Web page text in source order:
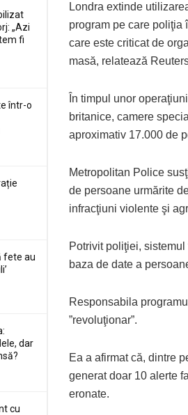
„Azi
fi
într-o
fete au
dar
cu
Londra extinde
program pe care poliţia
care este criticat de
masă, relatează
În timpul unor
britanice, camere
aproximativ 17.000 de
Metropolitan Police
de persoane urmărite
infracţiuni violente şi
Potrivit poliţiei,
baza de date a
Responsabila
”revoluţionar”.
Ea a afirmat că, dintre
generat doar 10 alerte
eronate.